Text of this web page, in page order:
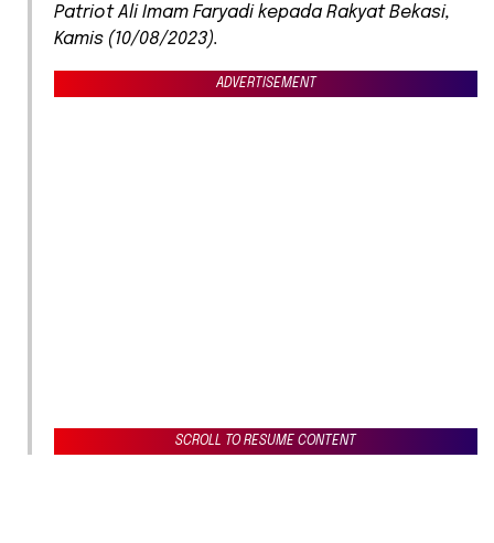
Patriot Ali Imam Faryadi kepada Rakyat Bekasi,
Kamis (10/08/2023).
ADVERTISEMENT
SCROLL TO RESUME CONTENT